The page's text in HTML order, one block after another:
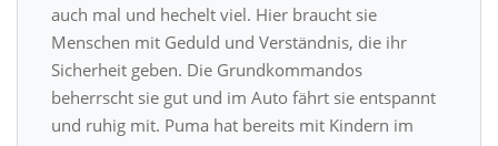
auch mal und hechelt viel. Hier braucht sie
Menschen mit Geduld und Verständnis, die ihr
Sicherheit geben. Die Grundkommandos
beherrscht sie gut und im Auto fährt sie entspannt
und ruhig mit. Puma hat bereits mit Kindern im